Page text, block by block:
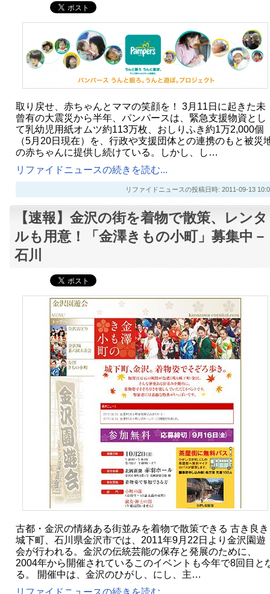
取り戻せ、赤ちゃんとママの笑顔を！ 3月11日に起きた未
曾有の大震災から半年、パンパースは、緊急支援物資とし
て乳幼児用紙オムツ約113万枚、おしりふき約1万2,000個
（5月20日現在）を、行政や支援団体との連携のもと被災
の赤ちゃんに提供し続けている。しかし、し…
リファイドニュースの続きを読む...
リファイドニュースの投稿日時: 2011-09-13
【速報】金沢の街を着物で散策、レンタ
ルも用意！「金澤きもの小町」募集中－
石川
古都・金沢の情緒ある街並みを着物で散策できる 古き良き
城下町、石川県金沢市では、2011年9月22日より金沢園遊
会が行われる。金沢の伝統芸能の保存と発展のために、
2004年から開催されているこのイベントも今年で8回目と
る。 開催中は、金沢のひがし、にし、主…
リファイドニュースの続きを読む...